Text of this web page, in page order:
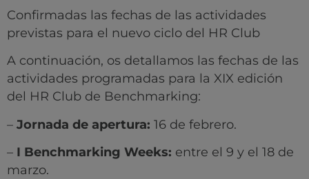
Confirmadas las fechas de las actividades
previstas para el nuevo ciclo del HR Club
A continuación, os detallamos las fechas de las
actividades programadas para la XIX edición
del HR Club de Benchmarking:
– Jornada de apertura: 16 de febrero.
– I Benchmarking Weeks: entre el 9 y el 18 de
marzo.